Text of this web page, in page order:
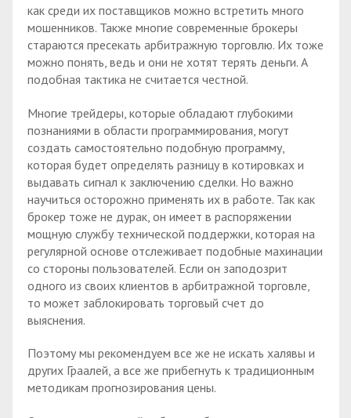
как среди их поставщиков можно встретить много
мошенников. Также многие современные брокеры
стараются пресекать арбитражную торговлю. Их тоже
можно понять, ведь и они не хотят терять деньги. А
подобная тактика не считается честной.
Многие трейдеры, которые обладают глубокими
познаниями в области программирования, могут
создать самостоятельно подобную программу,
которая будет определять разницу в котировках и
выдавать сигнал к заключению сделки. Но важно
научиться осторожно применять их в работе. Так как
брокер тоже не дурак, он имеет в распоряжении
мощную службу технической поддержки, которая на
регулярной основе отслеживает подобные махинации
со стороны пользователей. Если он заподозрит
одного из своих клиентов в арбитражной торговле,
то может заблокировать торговый счет до
выяснения.
Поэтому мы рекомендуем все же не искать халявы и
других Граалей, а все же прибегнуть к традиционным
методикам прогнозирования цены.